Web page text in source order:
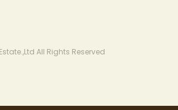
All Rights Reserved